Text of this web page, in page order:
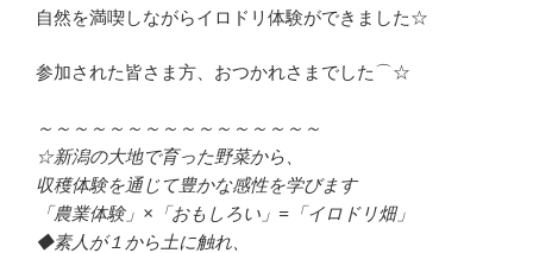
自然を満喫しながらイロドリ体験ができました☆
参加された皆さま方、おつかれさまでした⌒☆
～～～～～～～～～～～～～～～～
☆新潟の大地で育った野菜から、
収穫体験を通じて豊かな感性を学びます
「農業体験」×「おもしろい」=「イロドリ畑」
◆素人が１から土に触れ、